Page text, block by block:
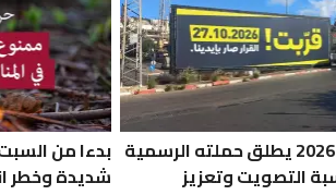
ائتلاف 2026 يطلق حملته الرسمية
التصويت وتعزيز
بدءا من
شديدة وخطر